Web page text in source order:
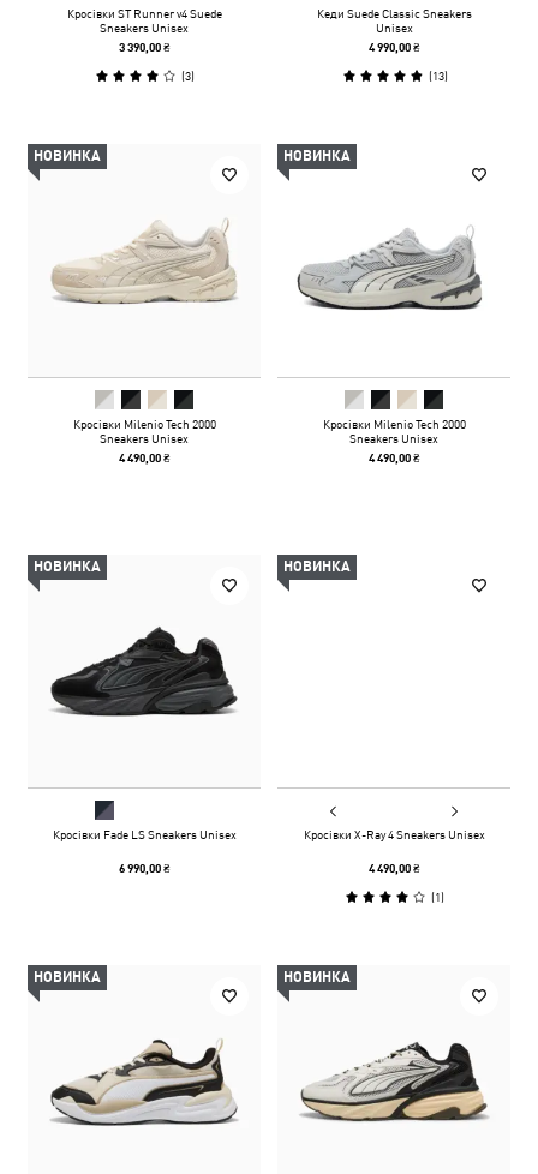
Кросівки ST Runner v4 Suede
Sneakers Unisex
3 390,00 ₴
(3)
Кеди Suede Classic Sneakers
Unisex
4 990,00 ₴
(13)
НОВИНКА
Кросівки Milenio Tech 2000
Sneakers Unisex
4 490,00 ₴
НОВИНКА
Кросівки Milenio Tech 2000
Sneakers Unisex
4 490,00 ₴
НОВИНКА
Кросівки Fade LS Sneakers Unisex
6 990,00 ₴
НОВИНКА
Кросівки X-Ray 4 Sneakers Unisex
4 490,00 ₴
(1)
НОВИНКА НОВИНКА